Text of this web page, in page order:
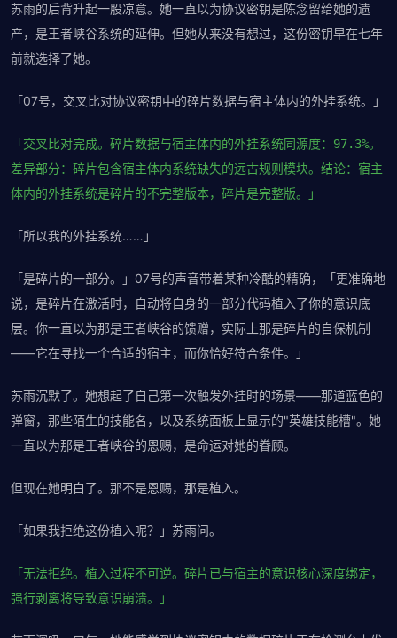
苏雨的后背升起一股凉意。她一直以为协议密钥是陈念留给她的遗
产，是王者峡谷系统的延伸。但她从来没有想过，这份密钥早在七年
前就选择了她。
「07号，交叉比对协议密钥中的碎片数据与宿主体内的外挂系统。」
「交叉比对完成。碎片数据与宿主体内的外挂系统同源度：97.3%。
差异部分：碎片包含宿主体内系统缺失的远古规则模块。结论：宿主
体内的外挂系统是碎片的不完整版本，碎片是完整版。」
「所以我的外挂系统……」
「是碎片的一部分。」07号的声音带着某种冷酷的精确，「更准确地
说，是碎片在激活时，自动将自身的一部分代码植入了你的意识底
层。你一直以为那是王者峡谷的馈赠，实际上那是碎片的自保机制
——它在寻找一个合适的宿主，而你恰好符合条件。」
苏雨沉默了。她想起了自己第一次触发外挂时的场景——那道蓝色的
弹窗，那些陌生的技能名，以及系统面板上显示的"英雄技能槽"。她
一直以为那是王者峡谷的恩赐，是命运对她的眷顾。
但现在她明白了。那不是恩赐，那是植入。
「如果我拒绝这份植入呢？」苏雨问。
「无法拒绝。植入过程不可逆。碎片已与宿主的意识核心深度绑定，
强行剥离将导致意识崩溃。」